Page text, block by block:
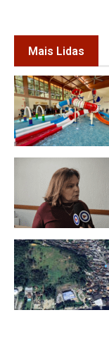
Mais Lidas